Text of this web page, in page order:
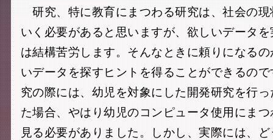
研究、特に教育にまつわる研究は、社会の
いく必要があると思いますが、欲しいデータ
は結構苦労します。そんなときに頼りになる
いデータを探すヒントを得ることができるの
究の際には、幼児を対象にした開発研究を行
た場合、やはり幼児のコンピュータ使用にま
見る必要がありました。しかし、実際には、